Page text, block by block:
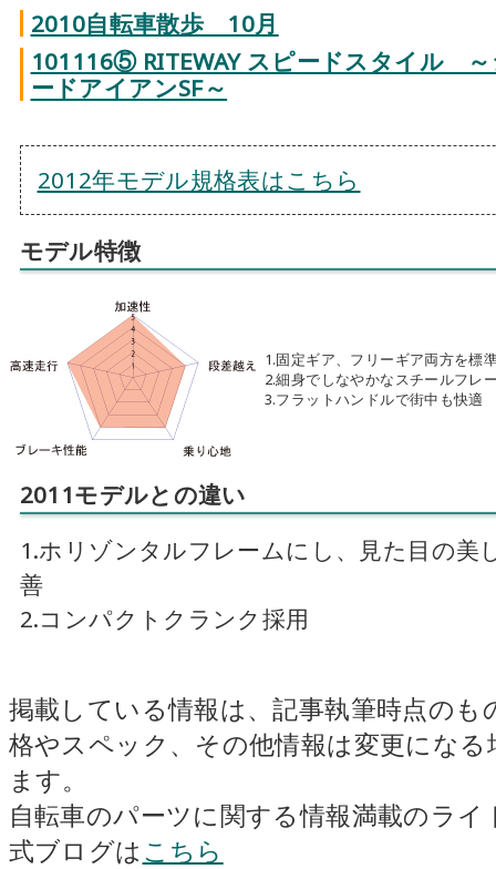
2010自転車散歩 10月
101116⑤ RITEWAY スピードスタイル
ードアイアンSF～
2012年モデル規格表はこちら
モデル特徴
1.固定ギア、フリーギア両方を標
2.細身でしなやかなスチールフレ
3.フラットハンドルで街中も快適
2011モデルとの違い
1.ホリゾンタルフレームにし、見た目の美
善
2.コンパクトクランク採用
掲載している情報は、記事執筆時点のも
格やスペック、その他情報は変更になる
ます。
自転車のパーツに関する情報満載のライ
式ブログはこちら